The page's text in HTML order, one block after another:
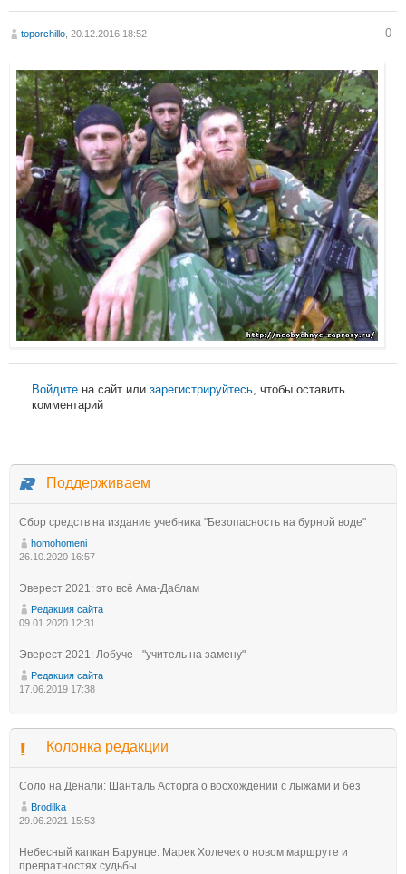
toporchillo , 20.12.2016 18:52 0
Войдите на сайт или зарегистрируйтесь, чтобы оставить
комментарий
Поддерживаем
Сбор средств на издание учебника "Безопасность на бурной воде"
homohomeni
26.10.2020 16:57
Эверест 2021: это всё Ама-Даблам
Редакция сайта
09.01.2020 12:31
Эверест 2021: Лобуче - "учитель на замену"
Редакция сайта
17.06.2019 17:38
Колонка редакции
Соло на Денали: Шанталь Асторга о восхождении с лыжами и без
Brodilka
29.06.2021 15:53
Небесный капкан Барунце: Марек Холечек о новом маршруте и
превратностях судьбы